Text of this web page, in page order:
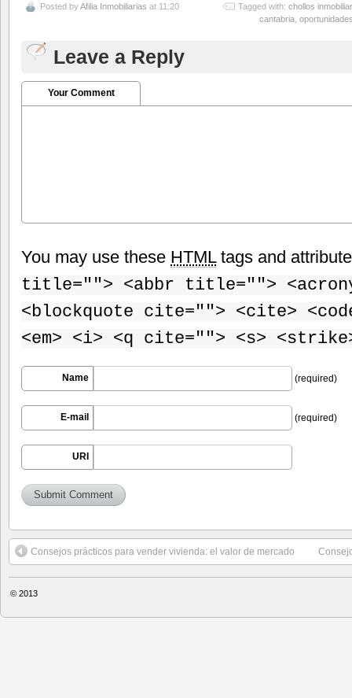
Posted byAfilia Inmobiliarias at 11:20 Tagged with: chollos
cantabria
Leave a Reply
Your Comment
You may use these HTMLtags and
title=""> <abbr title="">
<blockquote cite=""> <cite>
<em> <i> <q cite=""> <s>
Name (required)
E-mail (required)
URI
Consejos prácticos para vender vivienda: el valor de mercado
© 2013